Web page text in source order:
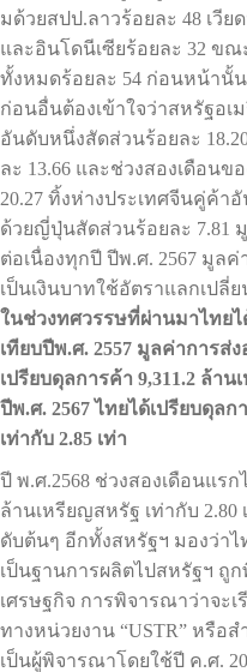
มด้วยสปป.ลาวร้อยละ 48 เวีย
และอินโดนีเซียร้อยละ 32 ข
ทั้งหมดร้อยละ 54 ก่อนหน้านั้น
ก่อนอื่นต้องเข้าใจว่าสหรัฐอเ
อันดับหนึ่งสัดส่วนร้อยละ
ละ 13.66 และช่วงสองเดือน
20.27 ทิ้งห่างประเทศจีนคู่ค้า
ด้วยญี่ปุ่นสัดส่วนร้อยละ 7.81
ต่อเนื่องทุกปี ปีพ.ศ. 2567 มูลค่
เป็นเงินบาทใช้อัตราแลกเปลี่
ในช่วงทศวรรษที่ผ่านมาไทย
เทียบปีพ.ศ. 2557 มูลค่าการส่
เปรียบดุลการค้า 9,311.2 ล้าน
ปีพ.ศ. 2567 ไทยได้เปรียบดุล
เท่ากับ 2.85 เท่า
ปี พ.ศ.2568 ช่วงสองเดือนแรก
ล้านเหรียญสหรัฐ เท่ากับ
ดับต้นๆ อีกทั้งสหรัฐฯ มองว่า
เป็นฐานการผลิตไปสหรัฐฯ ถู
เศรษฐกิจ การพิจารณาว่าจะเ
ทางหน่วยงาน “USTR” หรือ
เป็นผู้พิจารณาโดยใช้ปี ค.ศ.